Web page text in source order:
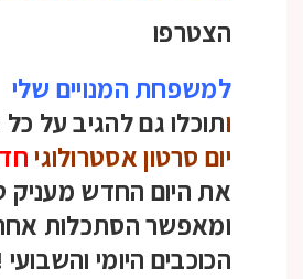
הצטרפו
למשפחת המנויים שלי
ותוכלו גם להגיב על כל
יום סרטון אסטרולוגי
את היום החדש מעניק
ומאפשר הסתכלות
הכוכבים היומי והשבועי